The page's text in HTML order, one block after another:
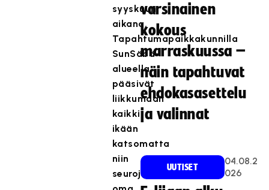
syyskuun
aikana.
Tapahtumapaikkakunnilla
SunSäbä-
alueella
pääsivät
liikkumaan
kaikki
ikään
katsomatta
niin
seurojen
varsinainen
kokous
marraskuussa –
näin tapahtuvat
ehdokasasettelu
ja valinnat
UUTISET
04.08.2
026